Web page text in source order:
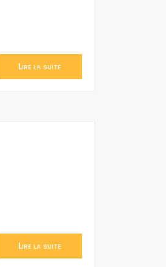
Lire la suite
Lire la suite